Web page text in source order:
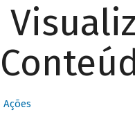
Ações